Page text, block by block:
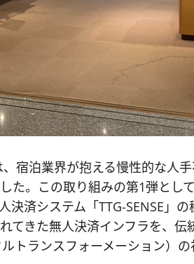
、宿泊業界が抱える慢性的な人
た。この取り組みの第1弾とし
決済システム「TTG-SENSE」
てきた無人決済インフラを、
トランスフォーメーション）の